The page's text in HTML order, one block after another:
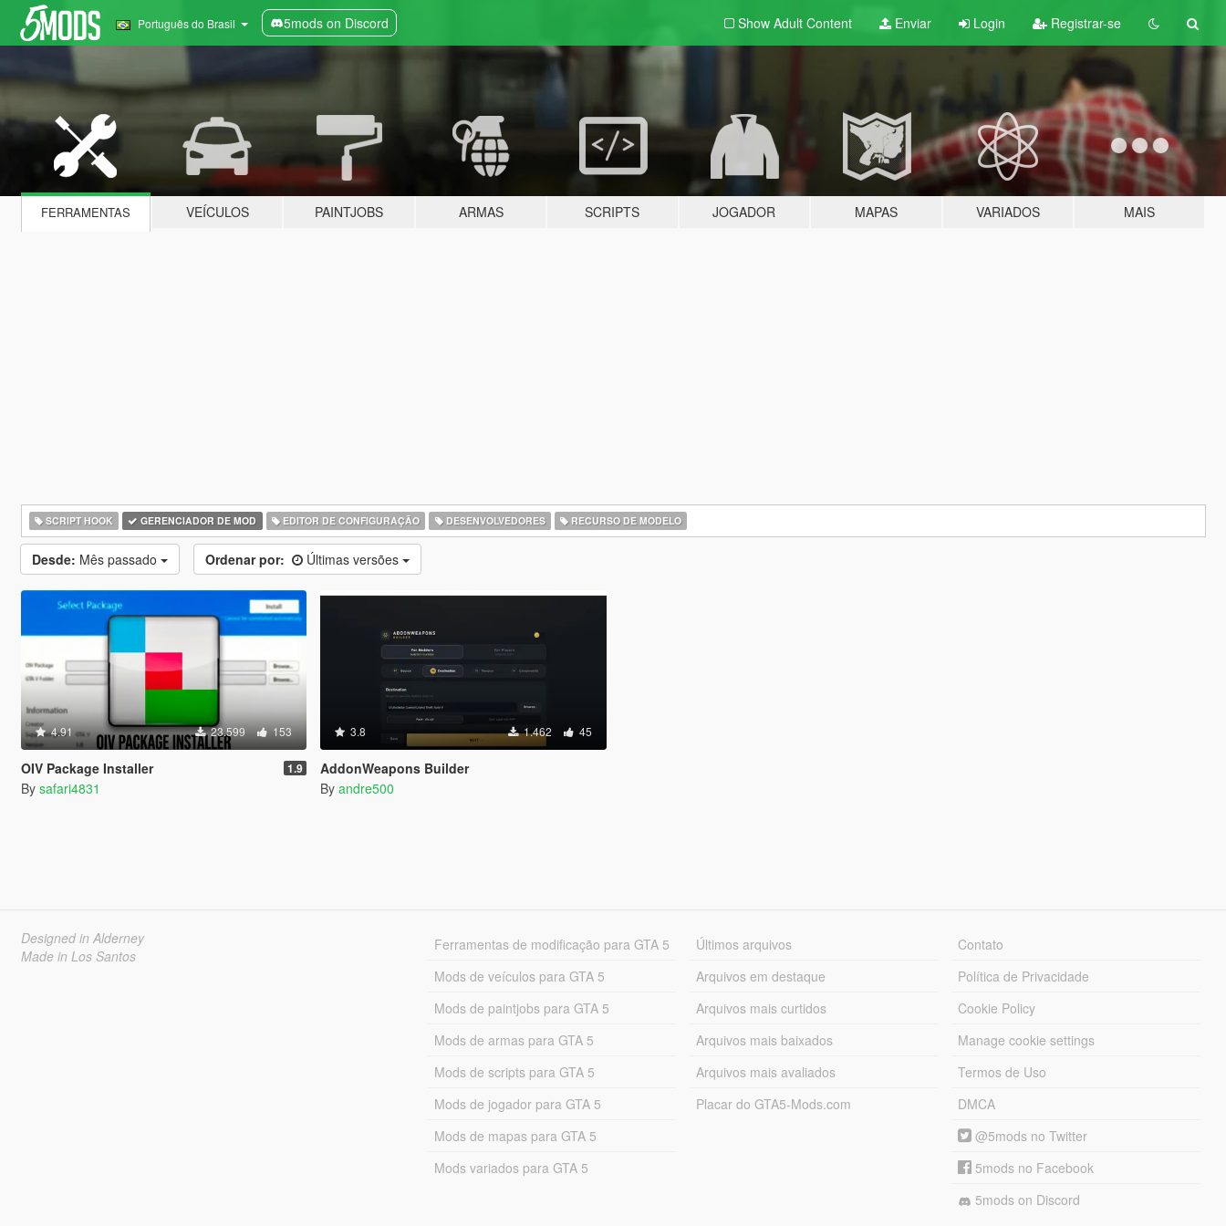
Português do Brasil 5mods on Discord Show Adult Content Enviar Login Registrar-se
FERRAMENTAS VEÍCULOS PAINTJOBS ARMAS SCRIPTS JOGADOR MAPAS VARIADOS MAIS
SCRIPT HOOK GERENCIADOR DE MOD EDITOR DE CONFIGURAÇÃO DESENVOLVEDORES RECURSO DE MODELO
Desde: Mês passado Ordenar por: Últimas versões
4.91 23.599 153
OIV Package Installer 1.9
By safari4831
3.8 1.462 45
AddonWeapons Builder
By andre500
Designed in Alderney
Made in Los Santos
Ferramentas de modificação para GTA 5
Mods de veículos para GTA 5
Mods de paintjobs para GTA 5
Mods de armas para GTA 5
Mods de scripts para GTA 5
Mods de jogador para GTA 5
Mods de mapas para GTA 5
Mods variados para GTA 5
Últimos arquivos
Arquivos em destaque
Arquivos mais curtidos
Arquivos mais baixados
Arquivos mais avaliados
Placar do GTA5-Mods.com
Contato
Política de Privacidade
Cookie Policy
Manage cookie settings
Termos de Uso
DMCA
@5mods no Twitter
5mods no Facebook
5mods on Discord